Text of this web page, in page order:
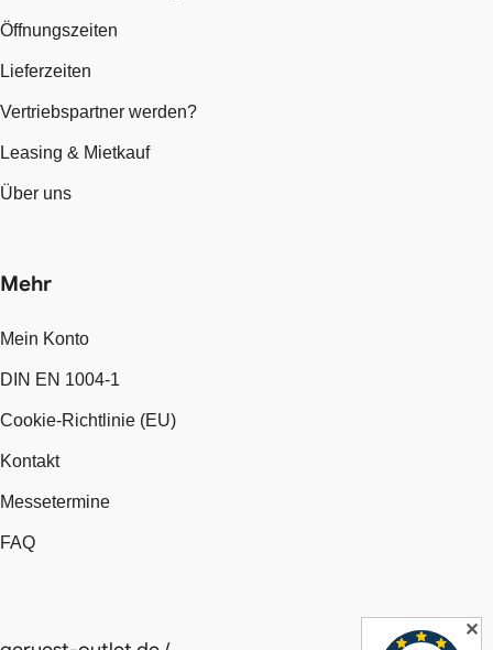
Öffnungszeiten
Lieferzeiten
Vertriebspartner werden?
Leasing & Mietkauf
Über uns
Mehr
Mein Konto
DIN EN 1004-1
Cookie-Richtlinie (EU)
Kontakt
Messetermine
FAQ
✕